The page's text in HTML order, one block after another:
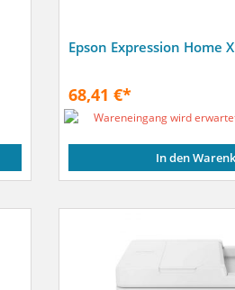
Epson Expression Home
68,41 €*
Wareneingang wird
In den